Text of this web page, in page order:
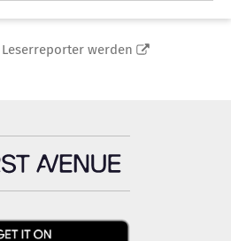
Leserreporter werden